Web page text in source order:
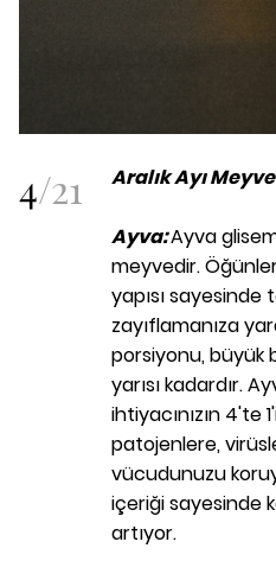
4/21 Aralık Ayı
Ayva:Ayva
meyvedir.
yapısı sayesinde
zayıflamanıza
porsiyonu, büyük
yarısı kadardır.
ihtiyacınızın 4'te
patojenlere,
vücudunuzu
içeriği sayesinde
artıyor.